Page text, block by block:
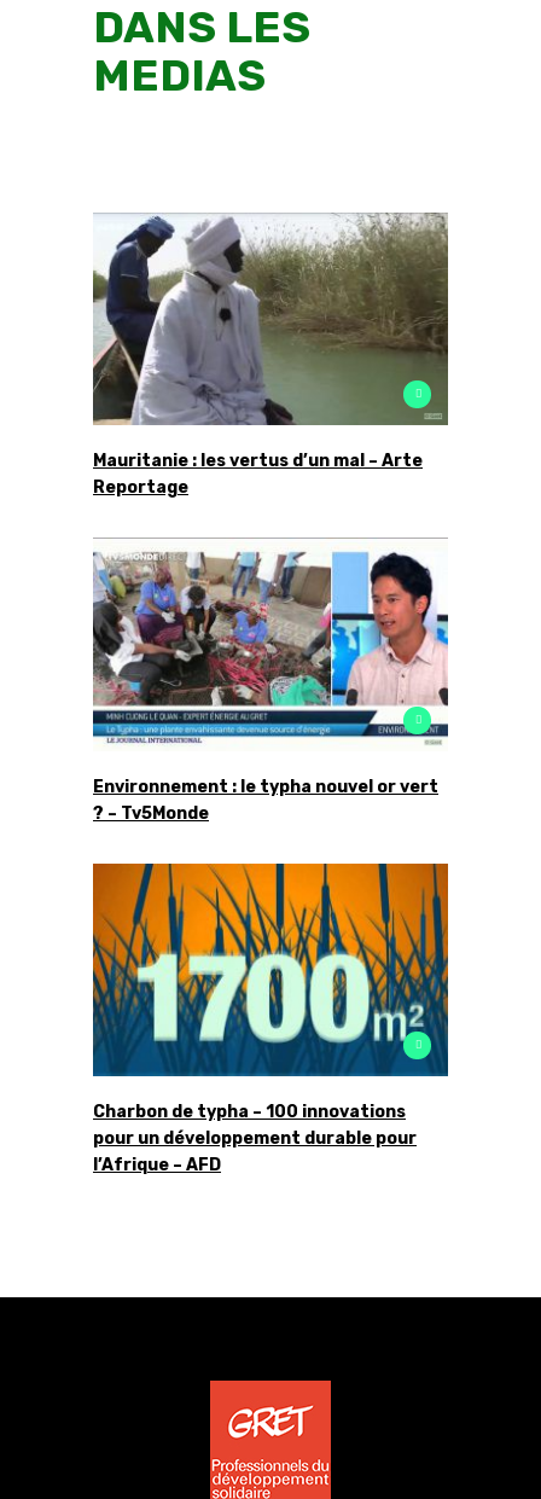
DANS LES
MEDIAS
Mauritanie : les vertus d’un mal – Arte
Reportage
Environnement : le typha nouvel or vert
? – Tv5Monde
Charbon de typha – 100 innovations
pour un développement durable pour
l’Afrique – AFD